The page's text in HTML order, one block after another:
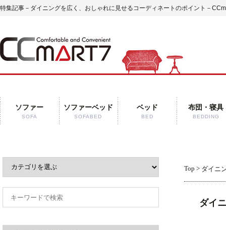
特集記事－ダイニングを広く、おしゃれに見せるコーディネートのポイント－
ソファー
SOFA
ソファーベッド
SOFABED
ベッド
BED
布団・寝具
BEDDING
Top > ダイニ
ダイ